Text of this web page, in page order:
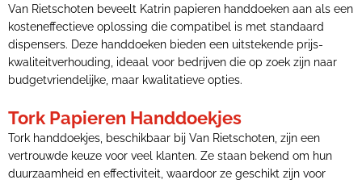
Van Rietschoten beveelt Katrin papieren handdoeken aan als een
kosteneffectieve oplossing die compatibel is met standaard
dispensers. Deze handdoeken bieden een uitstekende prijs-
kwaliteitverhouding, ideaal voor bedrijven die op zoek zijn naar
budgetvriendelijke, maar kwalitatieve opties.
Tork Papieren Handdoekjes
Tork handdoekjes, beschikbaar bij Van Rietschoten, zijn een
vertrouwde keuze voor veel klanten. Ze staan bekend om hun
duurzaamheid en effectiviteit, waardoor ze geschikt zijn voor